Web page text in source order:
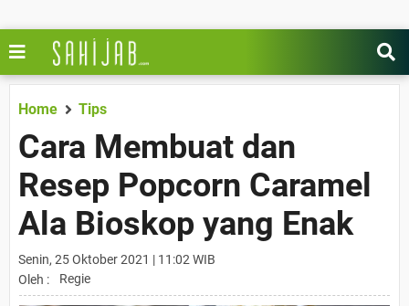
Home Tips
Cara Membuat dan
Resep Popcorn Caramel
Ala Bioskop yang Enak
Senin, 25 Oktober 2021 | 11:02 WIB
Oleh :
Regie